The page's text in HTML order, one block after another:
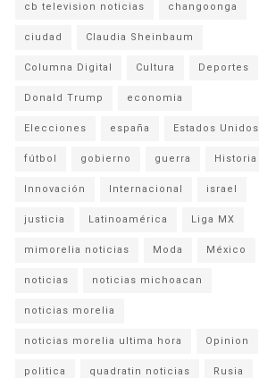
cb television noticias changoonga
ciudad Claudia Sheinbaum
Columna Digital Cultura Deportes
Donald Trump economia
Elecciones españa Estados Unidos
fútbol gobierno guerra Historia
Innovación Internacional israel
justicia Latinoamérica Liga MX
mimorelia noticias Moda México
noticias noticias michoacan
noticias morelia
noticias morelia ultima hora Opinion
politica quadratin noticias Rusia